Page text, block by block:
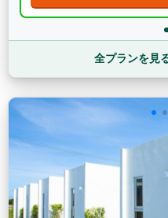
全プランを見